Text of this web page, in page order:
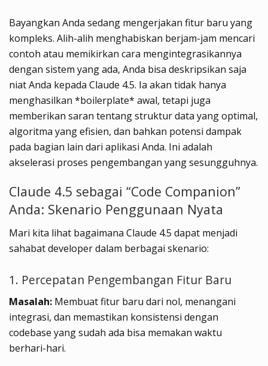
Bayangkan Anda sedang mengerjakan fitur baru yang
kompleks. Alih-alih menghabiskan berjam-jam mencari
contoh atau memikirkan cara mengintegrasikannya
dengan sistem yang ada, Anda bisa deskripsikan saja
niat Anda kepada Claude 4.5. Ia akan tidak hanya
menghasilkan *boilerplate* awal, tetapi juga
memberikan saran tentang struktur data yang optimal,
algoritma yang efisien, dan bahkan potensi dampak
pada bagian lain dari aplikasi Anda. Ini adalah
akselerasi proses pengembangan yang sesungguhnya.
Claude 4.5 sebagai “Code Companion”
Anda: Skenario Penggunaan Nyata
Mari kita lihat bagaimana Claude 4.5 dapat menjadi
sahabat developer dalam berbagai skenario:
1. Percepatan Pengembangan Fitur Baru
Masalah: Membuat fitur baru dari nol, menangani
integrasi, dan memastikan konsistensi dengan
codebase yang sudah ada bisa memakan waktu
berhari-hari.